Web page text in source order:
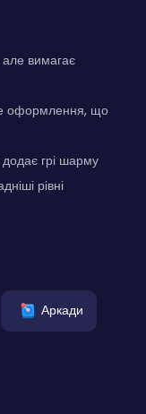
вимагає
оформлення, що
грі шарму
рівні
Аркади